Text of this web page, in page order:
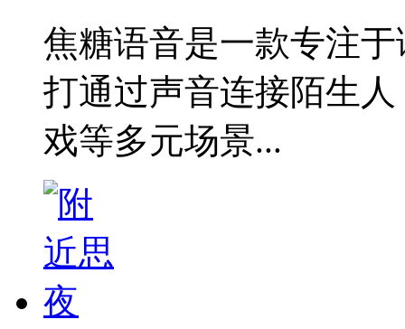
焦糖语音是一款专注
打通过声音连接陌生
戏等多元场景...